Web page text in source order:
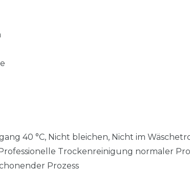
40 °C, Nicht bleichen, Nicht im
Trockenreinigung normaler
Prozess